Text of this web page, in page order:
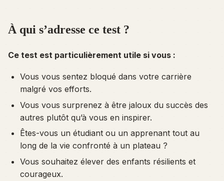
À qui s’adresse ce test ?
Ce test est particulièrement utile si vous :
Vous vous sentez bloqué dans votre carrière
malgré vos efforts.
Vous vous surprenez à être jaloux du succès des
autres plutôt qu’à vous en inspirer.
Êtes-vous un étudiant ou un apprenant tout au
long de la vie confronté à un plateau ?
Vous souhaitez élever des enfants résilients et
courageux.